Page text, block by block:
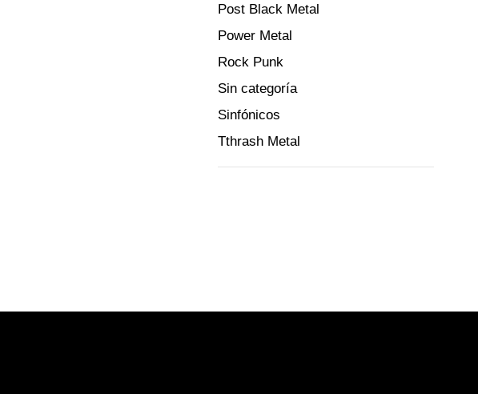
Post Black Metal
Power Metal
Rock Punk
Sin categoría
Sinfónicos
Tthrash Metal